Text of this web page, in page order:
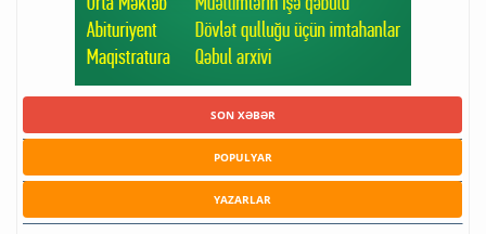
SON XƏBƏR
POPULYAR
YAZARLAR